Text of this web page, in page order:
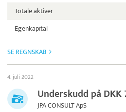
Totale aktiver
Egenkapital
SE REGNSKAB
4. juli 2022
Underskudd på DKK
JPA CONSULT ApS